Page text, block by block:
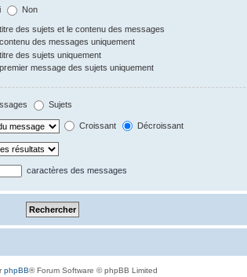
Non
des sujets et le contenu des messages
contenu des messages uniquement
des sujets uniquement
message des sujets uniquement
Sujets
Croissant Décroissant
caractères des messages
phpBB® Forum Software © phpBB Limited